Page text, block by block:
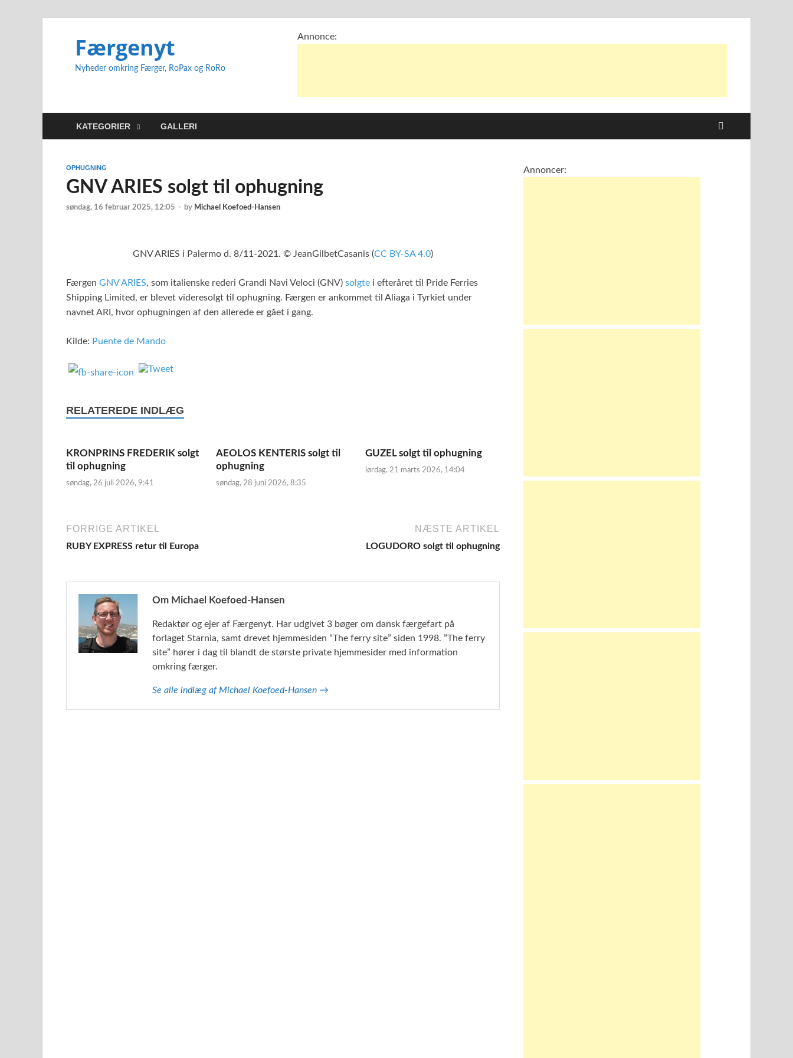
Færgenyt
Nyheder omkring Færger, RoPax og RoRo
Annonce:
KATEGORIER GALLERI
OPHUGNING
GNV ARIES solgt til ophugning
søndag, 16 februar 2025, 12:05 - by Michael Koefoed-Hansen
GNV ARIES i Palermo d. 8/11-2021. © JeanGilbetCasanis (CC BY-SA 4.0)
Færgen GNV ARIES, som italienske rederi Grandi Navi Veloci (GNV) solgte i efteråret til Pride Ferries
Shipping Limited, er blevet videresolgt til ophugning. Færgen er ankommet til Aliaga i Tyrkiet under
navnet ARI, hvor ophugningen af den allerede er gået i gang.
Kilde: Puente de Mando
RELATEREDE INDLÆG
KRONPRINS FREDERIK solgt
til ophugning
søndag, 26 juli 2026, 9:41
AEOLOS KENTERIS solgt til
ophugning
søndag, 28 juni 2026, 8:35
GUZEL solgt til ophugning
lørdag, 21 marts 2026, 14:04
FORRIGE ARTIKEL
RUBY EXPRESS retur til Europa
NÆSTE ARTIKEL
LOGUDORO solgt til ophugning
Om Michael Koefoed-Hansen
Redaktør og ejer af Færgenyt. Har udgivet 3 bøger om dansk færgefart på
forlaget Starnia, samt drevet hjemmesiden ”The ferry site” siden 1998. ”The ferry
site” hører i dag til blandt de største private hjemmesider med information
omkring færger.
Se alle indlæg af Michael Koefoed-Hansen →
Annoncer: